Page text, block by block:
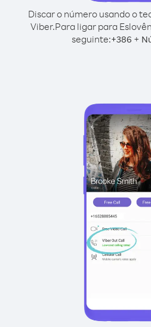
Discar o número usando o
Viber.Para ligar para
seguinte:+386 +